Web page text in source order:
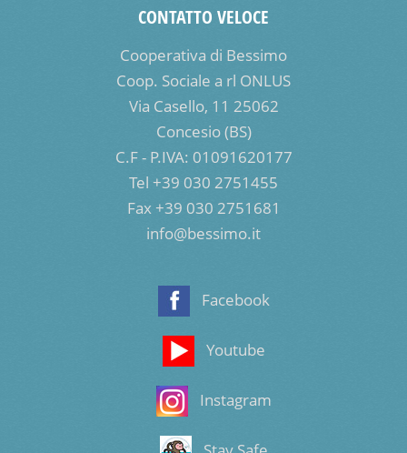
CONTATTO VELOCE
Cooperativa di Bessimo
Coop. Sociale a rl ONLUS
Via Casello, 11 25062
Concesio (BS)
C.F - P.IVA: 01091620177
Tel +39 030 2751455
Fax +39 030 2751681
info@bessimo.it
Facebook
Youtube
Instagram